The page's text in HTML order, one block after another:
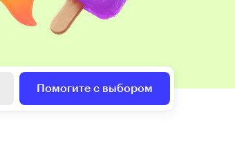
Помогите с выбором